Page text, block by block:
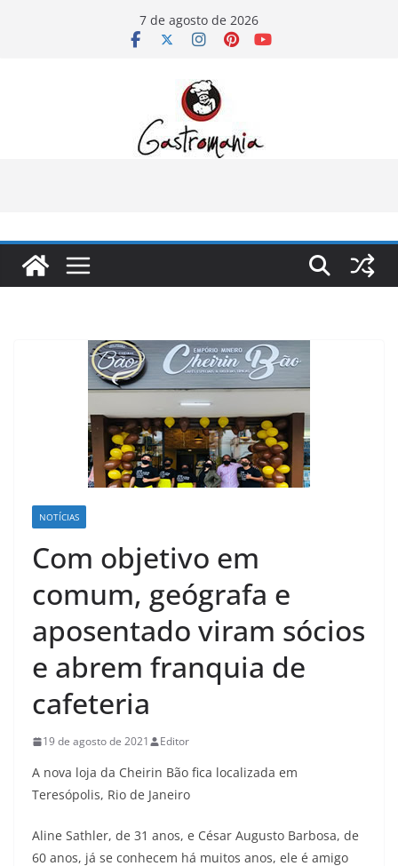
7 de agosto de 2026
NOTÍCIAS
Com objetivo em
comum, geógrafa e
aposentado viram sócios
e abrem franquia de
cafeteria
19 de agosto de 2021 Editor
A nova loja da Cheirin Bão fica localizada em
Teresópolis, Rio de Janeiro
Aline Sathler, de 31 anos, e César Augusto Barbosa, de
60 anos, já se conhecem há muitos anos, ele é amigo